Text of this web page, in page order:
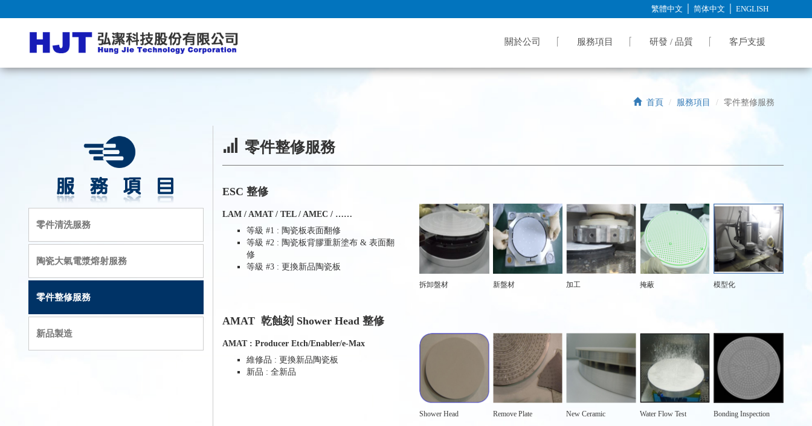
繁體中文 简体中文 ENGLISH
關於公司 服務項目 研發 / 品質 客戶支援
首頁 服務項目 零件整修服務
零件清洗服務
陶瓷大氣電漿熔射服務
零件整修服務
新品製造
零件整修服務
ESC 整修
LAM / AMAT / TEL / AMEC / ……
等級 #1 : 陶瓷板表面翻修
等級 #2 : 陶瓷板背膠重新塗布 & 表面翻
修
等級 #3 : 更換新品陶瓷板
拆卸盤材 新盤材 加工 掩蔽 模型化
AMAT 乾蝕刻 Shower Head 整修
AMAT : Producer Etch/Enabler/e-Max
維修品 : 更換新品陶瓷板
新品 : 全新品
Shower Head Remove Plate New Ceramic Water Flow Test Bonding Inspection